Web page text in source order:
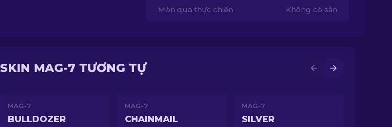
Mòn qua thực chiến Không có sẵn
SKIN MAG-7 TƯƠNG TỰ
MAG-7
BULLDOZER
MAG-7
CHAINMAIL
MAG-7
SILVER